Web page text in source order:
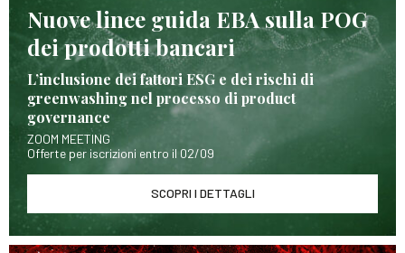
Nuove linee guida EBA sulla POG
dei prodotti bancari
L’inclusione dei fattori ESG e dei rischi di
greenwashing nel processo di product
governance
ZOOM MEETING
Offerte per iscrizioni entro il 02/09
SCOPRI I DETTAGLI